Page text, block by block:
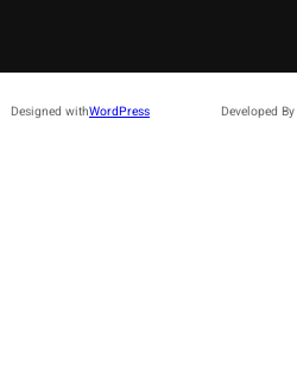
Designed withWordPress Developed By